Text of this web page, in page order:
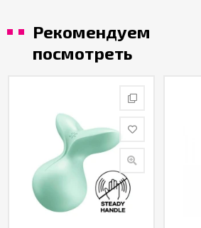
Рекомендуем
посмотреть